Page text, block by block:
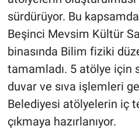
sürdürüyor. Bu
Beşinci Mevsim Kültür
binasında Bilim fiziki
tamamladı. 5 atölye için
duvar ve sıva işlemleri
Belediyesi atölyelerin iç
çıkmaya hazırlanıyor.